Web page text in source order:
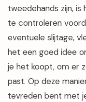
tweedehands zijn,
te controleren
eventuele slijtage,
het een goed idee
je het koopt, om er
past. Op deze
tevreden bent met